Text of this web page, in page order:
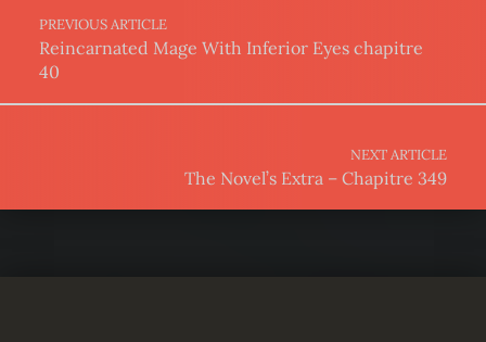
PREVIOUS ARTICLE
Reincarnated Mage With Inferior Eyes chapitre
40
NEXT ARTICLE
The Novel’s Extra – Chapitre 349